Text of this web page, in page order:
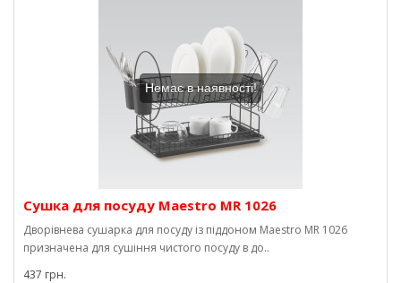
Немає в наявності!
Сушка для посуду Maestro MR 1026
Дворівнева сушарка для посуду із піддоном Maestro MR 1026
призначена для сушіння чистого посуду в до..
437 грн.